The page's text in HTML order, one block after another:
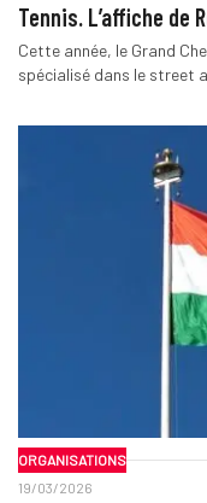
Tennis. L’affiche de
Cette année, le Grand
spécialisé dans le street
ORGANISATIONS
19/03/2026